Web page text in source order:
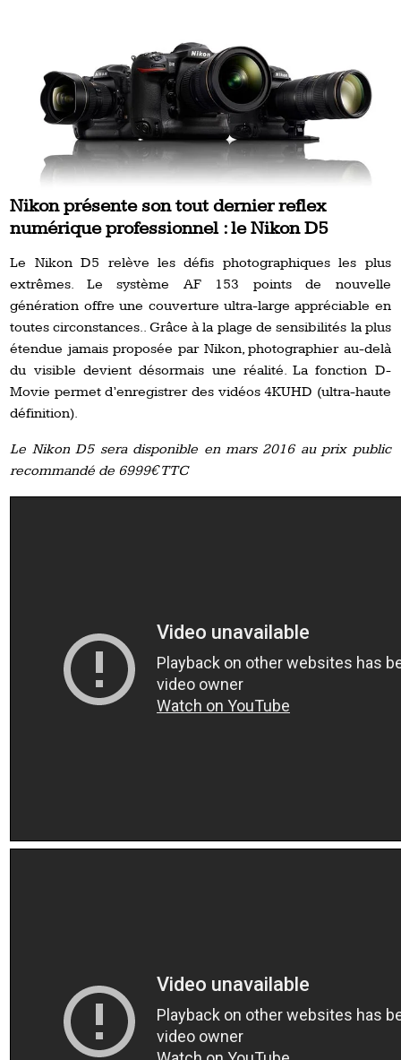
Nikon présente son tout dernier reflex
numérique professionnel : le Nikon D5
Le Nikon D5 relève les défis photographiques les plus
extrêmes. Le système AF 153 points de nouvelle
génération offre une couverture ultra-large appréciable en
toutes circonstances.. Grâce à la plage de sensibilités la plus
étendue jamais proposée par Nikon, photographier au-delà
du visible devient désormais une réalité. La fonction D-
Movie permet d’enregistrer des vidéos 4KUHD (ultra-haute
définition).
Le Nikon D5 sera disponible en mars 2016 au prix public
recommandé de 6999€ TTC